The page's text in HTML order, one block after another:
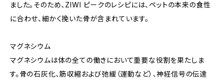
ました。そのため、ZIWI ピークのレシピには、ペットの本来の食性
に合わせ、細かく挽いた骨が含まれています。
マグネシウム
マグネシウムは体の全ての働きにおいて重要な役割を果たしま
す。骨の石灰化、筋収縮および弛緩（運動など）、神経信号の伝達